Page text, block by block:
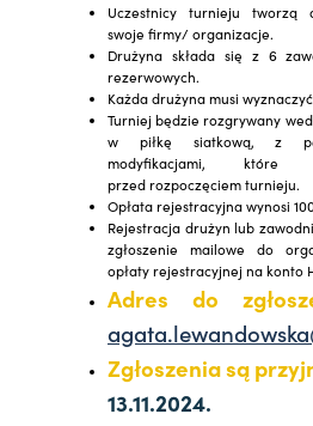
Uczestnicy turnieju tworzą
swoje firmy/ organizacje.
Drużyna składa się z 6
rezerwowych.
Każda drużyna musi
Turniej będzie rozgrywany
w piłkę siatkową, z
modyfikacjami, które
przed rozpoczęciem turnieju.
Opłata rejestracyjna wynosi
Rejestracja drużyn lub
zgłoszenie mailowe do
opłaty rejestracyjnej na konto
Adres do
Zgłoszenia są
13.11.2024.